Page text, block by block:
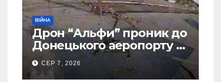
ВІЙНА
Дрон “Альфи” проник до
Донецького аеропорту та
спалив “Шахед” ще до
запуску
СЕР 7, 2026